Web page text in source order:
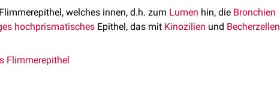
welches innen, d.h. zum Lumen hin, die Bronchien
hochprismatisches Epithel, das mit Kinozilien und Becherzellen
Flimmerepithel